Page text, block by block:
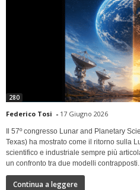
280
Federico Tosi - 17 Giugno 2026
Il 57º congresso Lunar and Planetary
Texas) ha mostrato come il ritorno sulla
scientifico e industriale sempre più
un confronto tra due modelli contrapposti.
Continua a leggere